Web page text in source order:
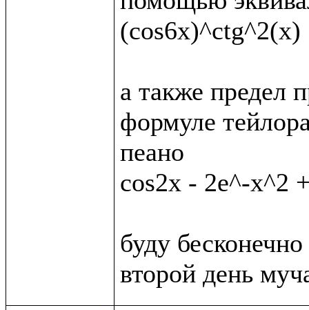
(cos6x)^ctg^2(x)
а также предел
формуле
пеано
cos2x - 2e^-x^2
буду